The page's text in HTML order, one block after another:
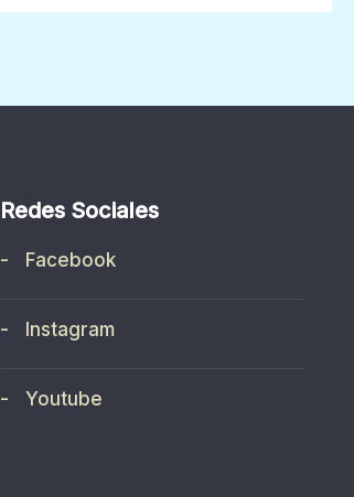
Redes Sociales
- Facebook
- Instagram
- Youtube